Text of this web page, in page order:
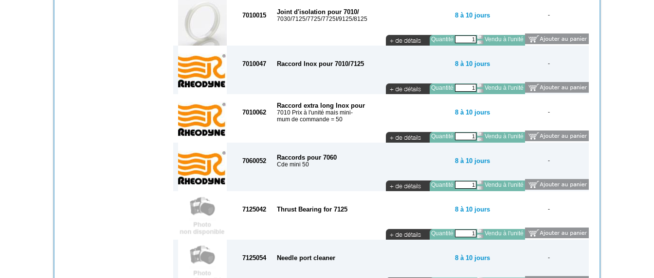
7010015 Joint d'isolation pour 7010/
7030/7125/7725/7725I/9125/8125 8 à 10 jours -
Quantité Vendu à l'unité
7010047 Raccord Inox pour 7010/7125 8 à 10 jours -
Quantité Vendu à l'unité
7010062
Raccord extra long Inox pour
7010 Prix à l'unité mais mini-
mum de commande = 50
8 à 10 jours -
Quantité Vendu à l'unité
7060052 Raccords pour 7060
Cde mini 50 8 à 10 jours -
Quantité Vendu à l'unité
7125042 Thrust Bearing for 7125 8 à 10 jours -
Quantité Vendu à l'unité
7125054 Needle port cleaner 8 à 10 jours -